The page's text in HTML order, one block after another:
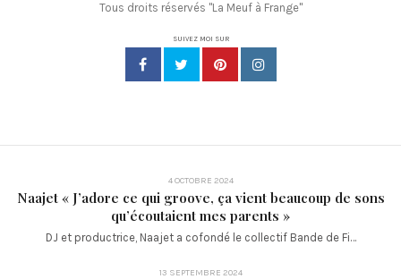
Tous droits réservés "La Meuf à Frange"
SUIVEZ MOI SUR
4 OCTOBRE 2024
Naajet « J’adore ce qui groove, ça vient beaucoup de sons
qu’écoutaient mes parents »
DJ et productrice, Naajet a cofondé le collectif Bande de Fi…
13 SEPTEMBRE 2024